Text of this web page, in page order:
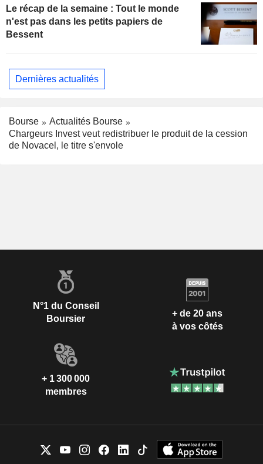
Le récap de la semaine : Tout le monde
n'est pas dans les petits papiers de
Bessent
Dernières actualités
Bourse
Actualités Bourse
Chargeurs Invest veut redistribuer le produit de la cession
de Novacel, le titre s'envole
N°1 du Conseil
Boursier
+ de 20 ans
à vos côtés
+ 1 300 000
membres